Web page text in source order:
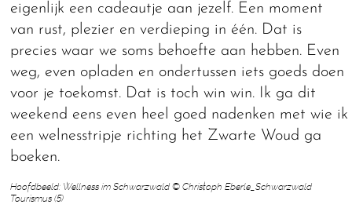
eigenlijk een cadeautje aan jezelf. Een moment
van rust, plezier en verdieping in één. Dat is
precies waar we soms behoefte aan hebben. Even
weg, even opladen en ondertussen iets goeds doen
voor je toekomst. Dat is toch win win. Ik ga dit
weekend eens even heel goed nadenken met wie ik
een welnesstripje richting het Zwarte Woud ga
boeken.
Hoofdbeeld: Wellness im Schwarzwald © Christoph Eberle_Schwarzwald
Tourismus (5)